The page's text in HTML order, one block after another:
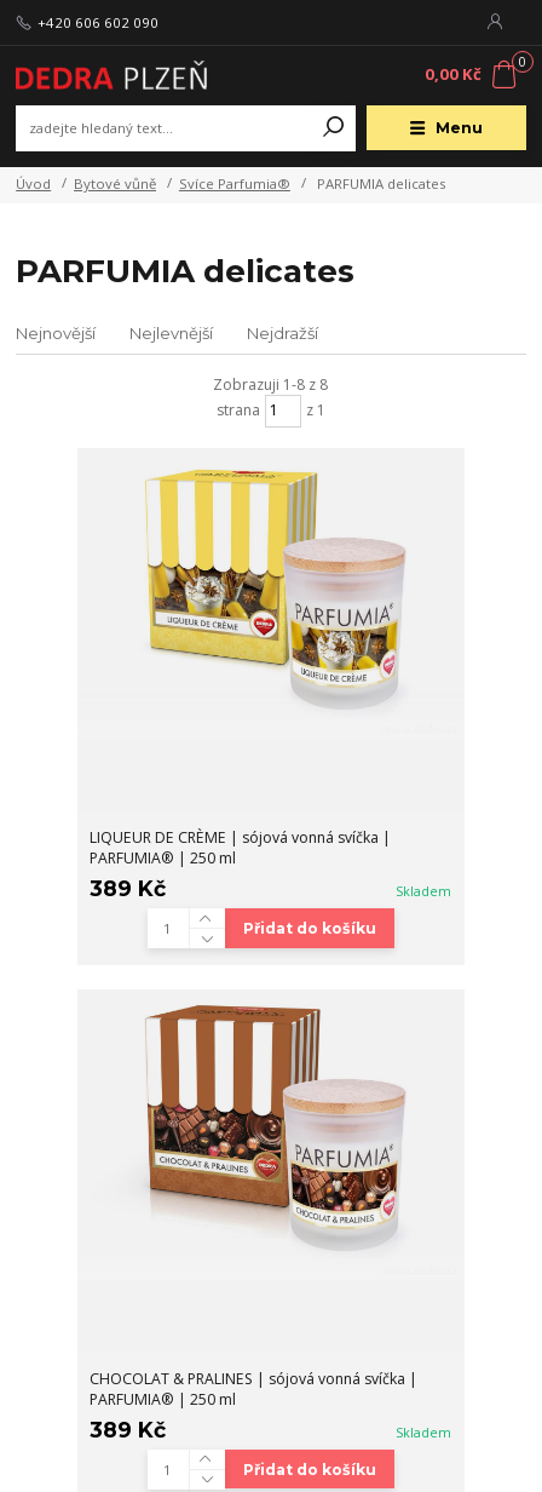
Menu
+420 606 602 090
0
0,00 Kč
Úvod Bytové vůně Svíce Parfumia® PARFUMIA delicates
PARFUMIA delicates
Nejnovější Nejlevnější Nejdražší
Zobrazuji 1-8 z 8
strana
z 1
LIQUEUR DE CRÈME | sójová vonná svíčka |
PARFUMIA® | 250 ml
389 Kč Skladem
Přidat do košíku
CHOCOLAT & PRALINES | sójová vonná svíčka |
PARFUMIA® | 250 ml
389 Kč Skladem
Přidat do košíku